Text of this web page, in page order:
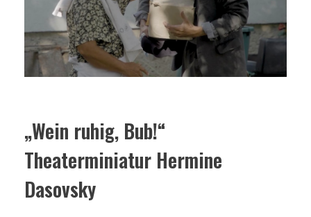
„Wein ruhig, Bub!“
Theaterminiatur Hermine
Dasovsky